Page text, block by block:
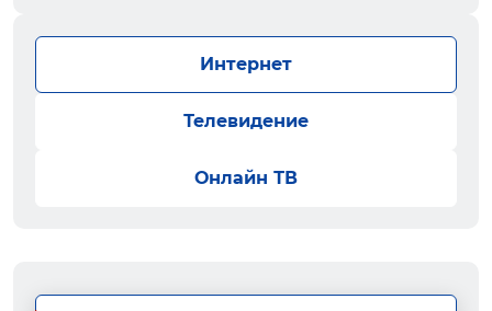
Интернет
Телевидение
Онлайн ТВ